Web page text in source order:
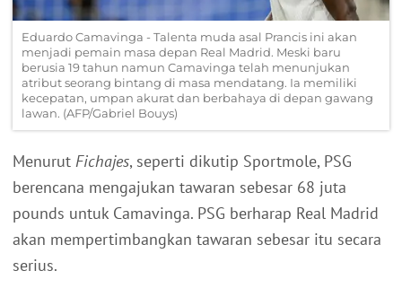
Eduardo Camavinga - Talenta muda asal Prancis ini akan
menjadi pemain masa depan Real Madrid. Meski baru
berusia 19 tahun namun Camavinga telah menunjukan
atribut seorang bintang di masa mendatang. Ia memiliki
kecepatan, umpan akurat dan berbahaya di depan gawang
lawan. (AFP/Gabriel Bouys)
Menurut Fichajes, seperti dikutip Sportmole, PSG
berencana mengajukan tawaran sebesar 68 juta
pounds untuk Camavinga. PSG berharap Real Madrid
akan mempertimbangkan tawaran sebesar itu secara
serius.